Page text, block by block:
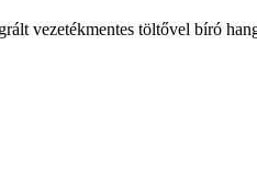
vezetékmentes töltővel bíró